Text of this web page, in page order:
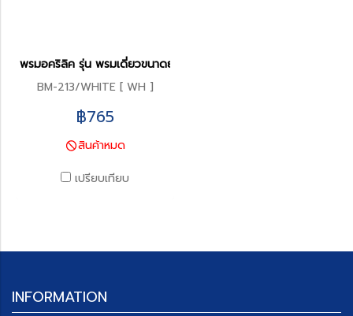
พรมอคริลิค รุ่น พรมเดี่ยวขนาดยาว 45 x 120 ซม.
BM-213/WHITE [ WH ]
฿765
สินค้าหมด
เปรียบเทียบ
INFORMATION